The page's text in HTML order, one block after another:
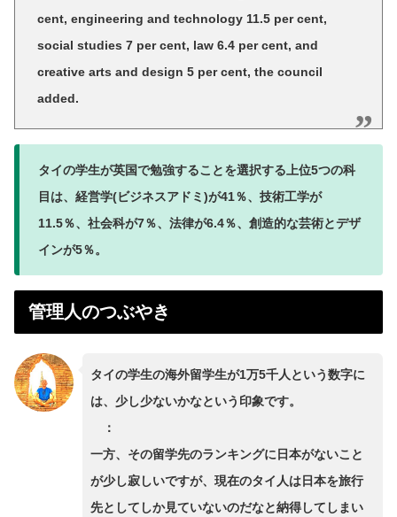
cent, engineering and technology 11.5 per cent,
social studies 7 per cent, law 6.4 per cent, and
creative arts and design 5 per cent, the council
added.
タイの学生が英国で勉強することを選択する上位5つの科
目は、経営学(ビジネスアドミ)が41％、技術工学が
11.5％、社会科が7％、法律が6.4％、創造的な芸術とデザ
インが5％。
管理人のつぶやき
タイの学生の海外留学生が1万5千人という数字に
は、少し少ないかなという印象です。
：
一方、その留学先のランキングに日本がないこと
が少し寂しいですが、現在のタイ人は日本を旅行
先としてしか見ていないのだなと納得してしまい